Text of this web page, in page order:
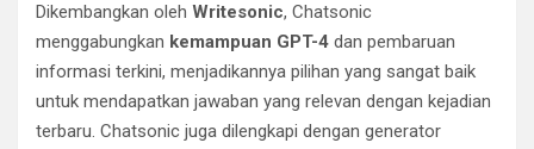
Dikembangkan oleh Writesonic, Chatsonic
menggabungkan kemampuan GPT-4 dan pembaruan
informasi terkini, menjadikannya pilihan yang sangat baik
untuk mendapatkan jawaban yang relevan dengan kejadian
terbaru. Chatsonic juga dilengkapi dengan generator